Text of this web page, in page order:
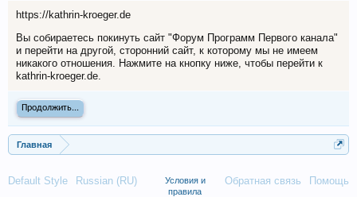
https://kathrin-kroeger.de
Вы собираетесь покинуть сайт "Форум Программ Первого канала"
и перейти на другой, сторонний сайт, к которому мы не имеем
никакого отношения. Нажмите на кнопку ниже, чтобы перейти к
kathrin-kroeger.de.
Продолжить...
Главная
Default Style Russian (RU) Обратная связь Помощь
Условия и
правила